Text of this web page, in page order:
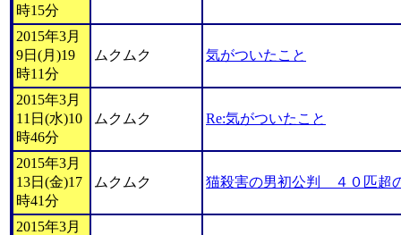
時15分
2015年3月
9日(月)19
時11分
ムクムク 気がついたこと
2015年3月
11日(水)10
時46分
ムクムク Re:気がついたこと
2015年3月
13日(金)17
時41分
ムクムク 猫殺害の男初公判 ４０匹超
2015年3月